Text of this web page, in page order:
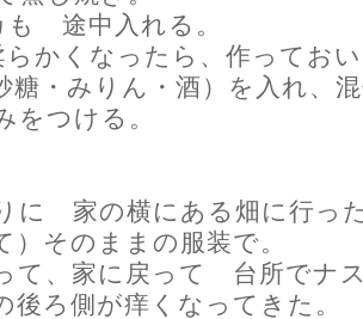
も 途中入れる。
らかくなったら、作ってお
糖・みりん・酒）を入れ
をつける。
に 家の横にある畑に行っ
）そのままの服装で。
て、家に戻って 台所でナ
後ろ側が痒くなってきた。